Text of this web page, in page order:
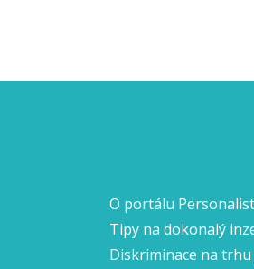
O portálu
Tipy na dokonalý
Diskriminace na trhu